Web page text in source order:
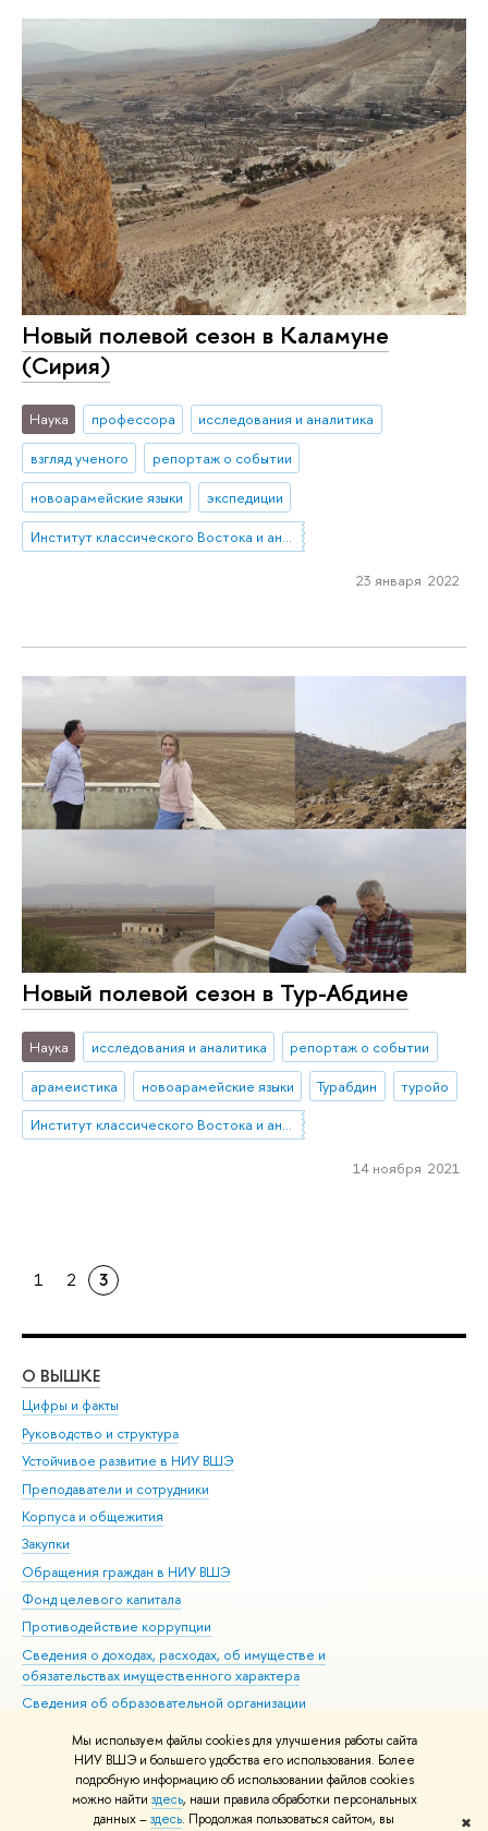
Мы используем файлы cookies для улучшения работы сайта
НИУ ВШЭ и большего удобства его использования. Более
подробную информацию об использовании файлов cookies
можно найти здесь, наши правила обработки персональных
данных –здесь. Продолжая пользоваться сайтом, вы
✖
Новый полевой сезон в Каламуне
(Сирия)
Наука профессора
исследования и аналитика
взгляд ученого
репортаж о событии
новоарамейские языки
экспедиции
Институт классического Востока и античности
23 января 2022
Новый полевой сезон в Тур-Абдине
Наука исследования и аналитика
репортаж о событии
арамеистика
новоарамейские языки Турабдин
туройо
Институт классического Востока и античности
14 ноября 2021
1 2 3
О ВЫШКЕ
Цифры и факты
Руководство и структура
Устойчивое развитие в НИУ ВШЭ
Преподаватели и сотрудники
Корпуса и общежития
Закупки
Обращения граждан в НИУ ВШЭ
Фонд целевого капитала
Противодействие коррупции
Сведения о доходах, расходах, об имуществе и
обязательствах имущественного характера
Сведения об образовательной организации
Людям с ограниченными возможностями здоровья
Единая платежная страница
Работа в Вышке